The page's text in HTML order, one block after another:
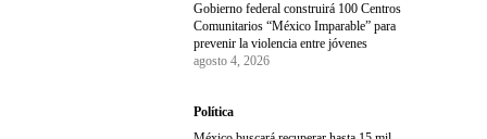
Gobierno federal construirá 100 Centros
Comunitarios “México Imparable” para
prevenir la violencia entre jóvenes
agosto 4, 2026
Política